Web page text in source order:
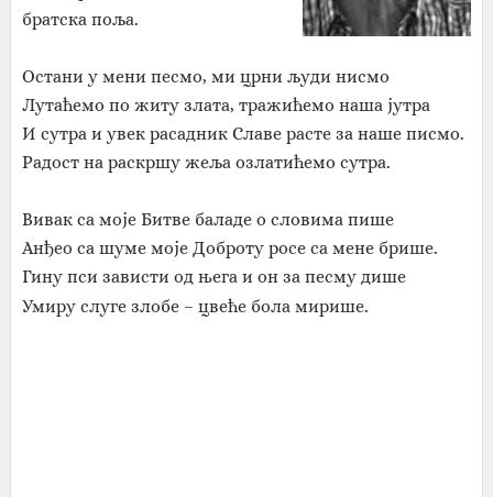
братска поља.
Остани у мени песмо, ми црни људи нисмо
Лутаћемо по житу злата, тражићемо наша јутра
И сутра и увек расадник Славе расте за наше писмо.
Радост на раскршу жеља озлатићемо сутра.
Вивак са моје Битве баладе о словима пише
Анђео са шуме моје Доброту росе са мене брише.
Гину пси зависти од њега и он за песму дише
Умиру слуге злобе – цвеће бола мирише.